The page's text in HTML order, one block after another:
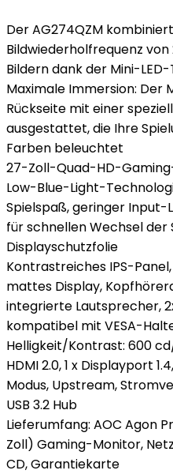
Der AG274QZM
Bildwiederholfrequenz
Bildern dank der Mini-
Maximale Immersion: Der
Rückseite mit einer
ausgestattet, die Ihre
Farben beleuchtet
27-Zoll-Quad-HD-
Low-Blue-Light-
Spielspaß, geringer Input-
für schnellen Wechsel der
Displayschutzfolie
Kontrastreiches IPS-
mattes Display,
integrierte Lautsprecher,
kompatibel mit VESA-
Helligkeit/Kontrast: 600 cd/
HDMI 2.0, 1 x Displayport
Modus, Upstream,
USB 3.2 Hub
Lieferumfang: AOC Agon
Zoll) Gaming-Monitor,
CD, Garantiekarte